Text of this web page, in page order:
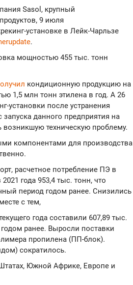
Sasol, крупный
9 июля
установке в Лейк-Чарльзе
.
мощностью 455 тыс. тонн
кондиционную продукцию на
1,5 млн тонн этилена в год. А 26
установки после устранения
данного предприятия на
возникшую техническую проблему.
компонентами для производства
расчетное потребление ПЭ в
года 953,4 тыс. тонн, что
период годом ранее. Снизились
с тем,
года составили 607,89 тыс.
ранее. Выросли поставки
пропилена (ПП-блок).
сократилось.
Южной Африке, Европе и